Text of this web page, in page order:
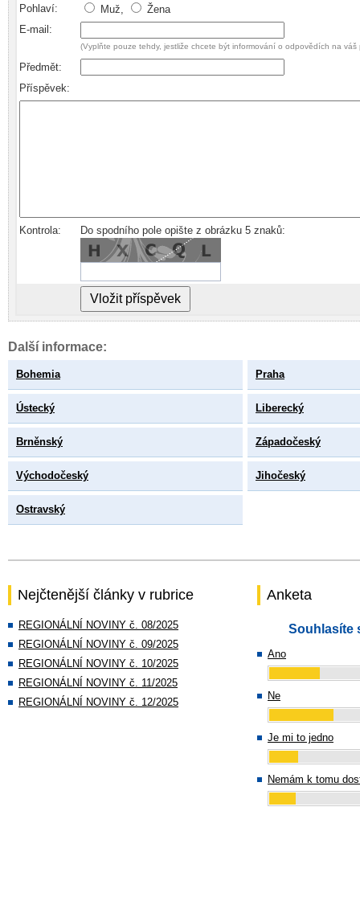
Pohlaví:
Muž,
Žena
E-mail:
(Vyplňte pouze tehdy, jestliže chcete být informování o odpovědích na váš
Předmět:
Příspěvek:
Kontrola: Do spodního pole opište z obrázku 5 znaků:
Další informace:
Bohemia Praha
Ústecký Liberecký
Brněnský Západočeský
Východočeský Jihočeský
Ostravský
Nejčtenější články v rubrice
REGIONÁLNÍ NOVINY č. 08/2025
REGIONÁLNÍ NOVINY č. 09/2025
REGIONÁLNÍ NOVINY č. 10/2025
REGIONÁLNÍ NOVINY č. 11/2025
REGIONÁLNÍ NOVINY č. 12/2025
Anketa
Souhlasíte
Ano
Ne
Je mi to jedno
Nemám k tomu